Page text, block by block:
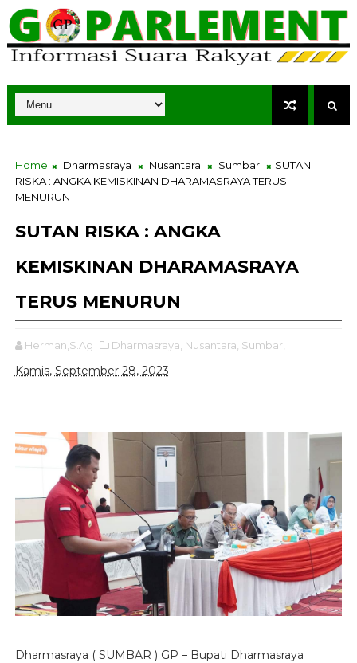
Home Dharmasraya Nusantara Sumbar
SUTAN
RISKA : ANGKA KEMISKINAN DHARAMASRAYA TERUS
MENURUN
SUTAN RISKA : ANGKA
KEMISKINAN DHARAMASRAYA
TERUS MENURUN
Herman,S.Ag Dharmasraya, Nusantara, Sumbar,
Kamis, September 28, 2023
Dharmasraya ( SUMBAR ) GP – Bupati Dharmasraya